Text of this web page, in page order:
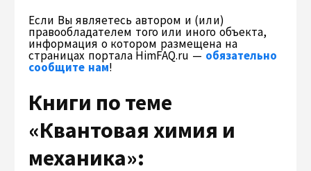
Если Вы являетесь автором и (или)
правообладателем того или иного объекта,
информация о котором размещена на
страницах портала HimFAQ.ru — обязательно
сообщите нам!
Книги по теме
«Квантовая химия и
механика»: